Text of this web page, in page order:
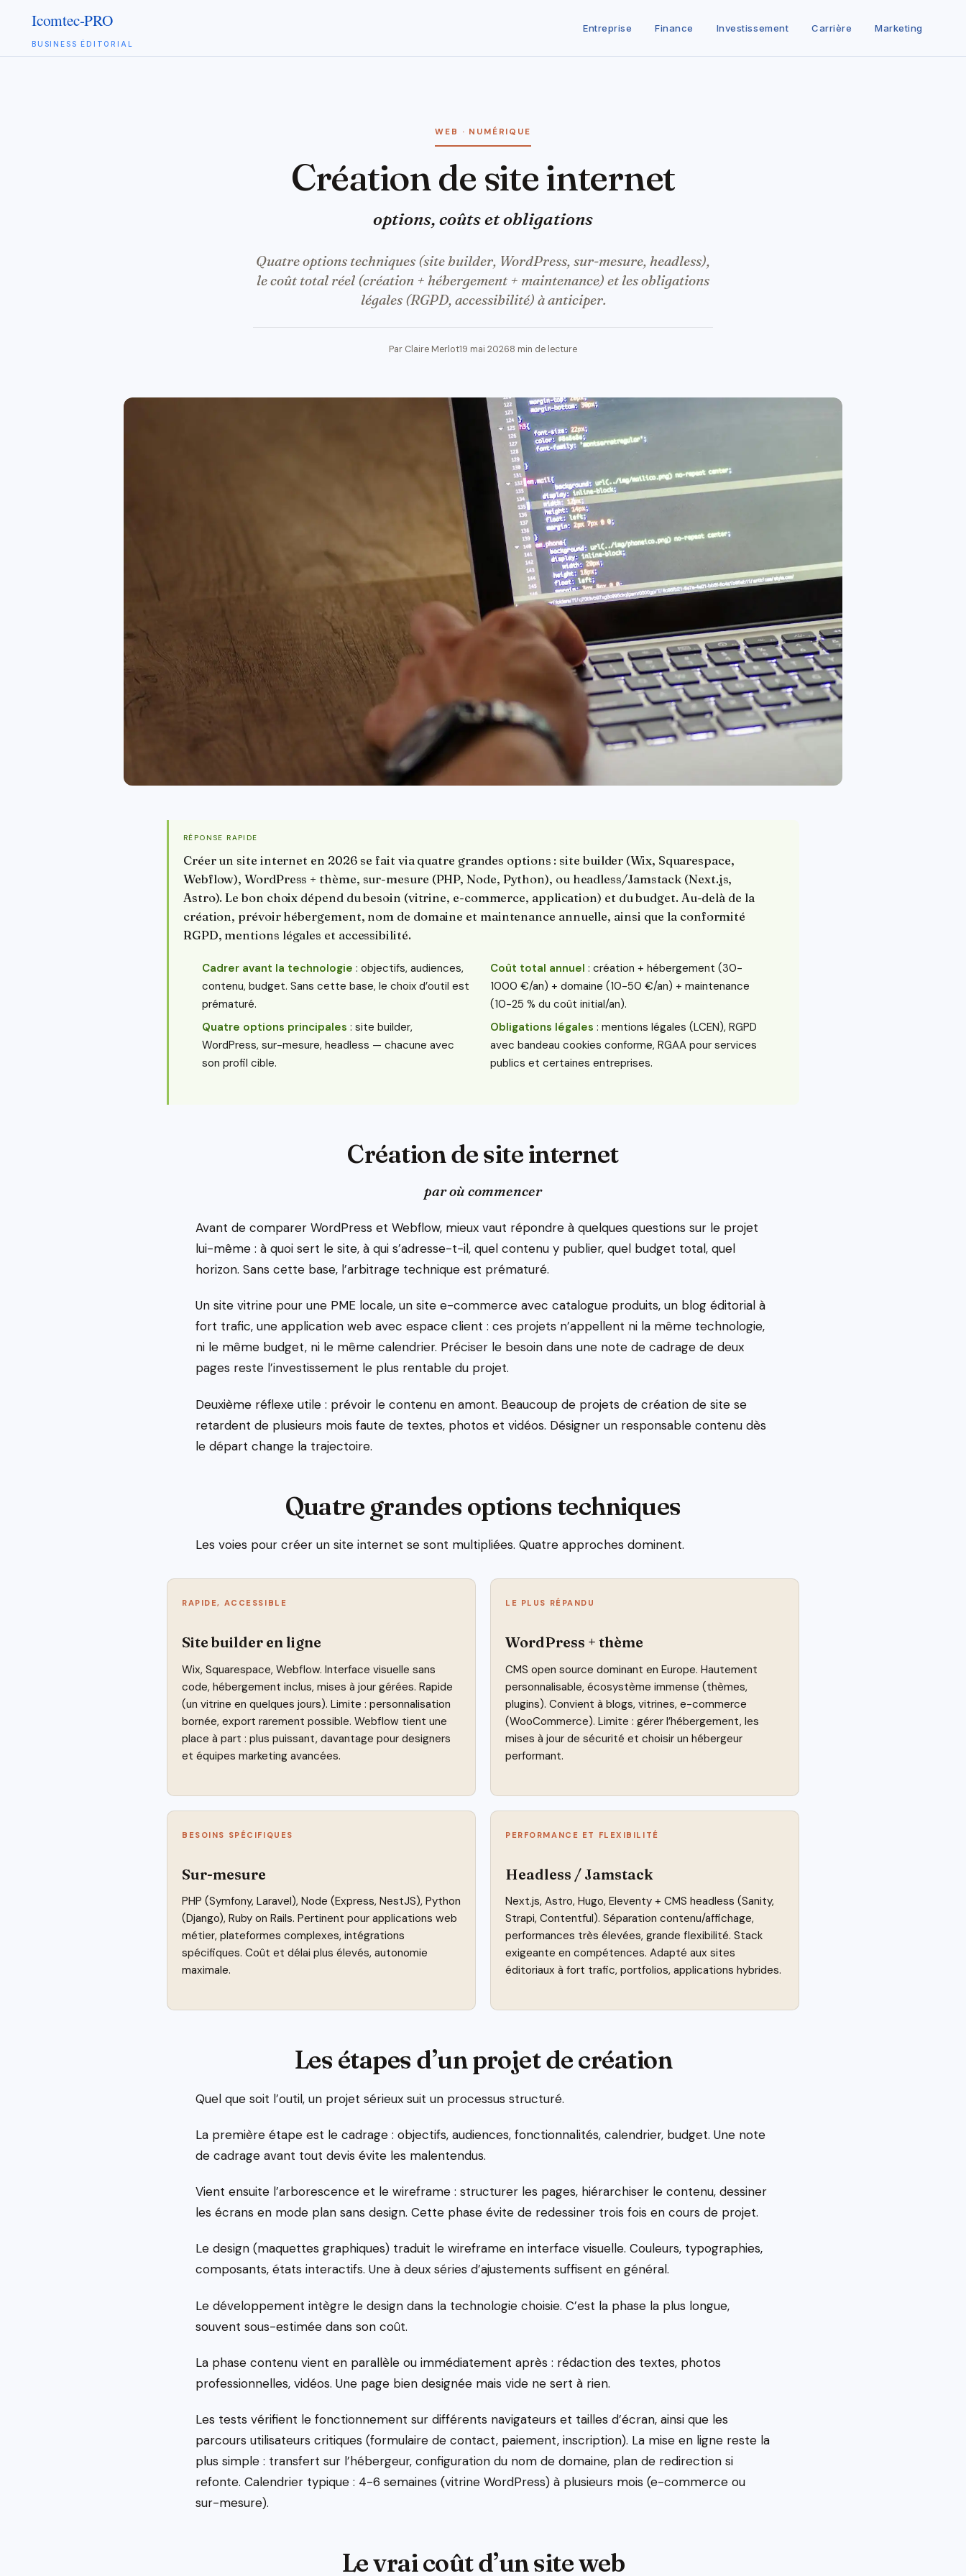
BUSINESS ÉDITORIAL
Entreprise Finance Investissement Carrière Marketing
WEB · NUMÉRIQUE
Création de site internet
options, coûts et obligations
Quatre options techniques (site builder, WordPress, sur-mesure, headless),
le coût total réel (création + hébergement + maintenance) et les obligations
légales (RGPD, accessibilité) à anticiper.
Par Claire Merlot19 mai 20268 min de lecture
RÉPONSE RAPIDE
Créer un site internet en 2026 se fait via quatre grandes options : site builder (Wix, Squarespace,
Webflow), WordPress + thème, sur-mesure (PHP, Node, Python), ou headless/Jamstack (Next.js,
Astro). Le bon choix dépend du besoin (vitrine, e-commerce, application) et du budget. Au-delà de la
création, prévoir hébergement, nom de domaine et maintenance annuelle, ainsi que la conformité
RGPD, mentions légales et accessibilité.
Cadrer avant la technologie : objectifs, audiences,
contenu, budget. Sans cette base, le choix d’outil est
prématuré.
Quatre options principales : site builder,
WordPress, sur-mesure, headless — chacune avec
son profil cible.
Coût total annuel : création + hébergement (30-
1000 €/an) + domaine (10-50 €/an) + maintenance
(10-25 % du coût initial/an).
Obligations légales : mentions légales (LCEN), RGPD
avec bandeau cookies conforme, RGAA pour services
publics et certaines entreprises.
Création de site internet
par où commencer
Avant de comparer WordPress et Webflow, mieux vaut répondre à quelques questions sur le projet
lui-même : à quoi sert le site, à qui s’adresse-t-il, quel contenu y publier, quel budget total, quel
horizon. Sans cette base, l’arbitrage technique est prématuré.
Un site vitrine pour une PME locale, un site e-commerce avec catalogue produits, un blog éditorial à
fort trafic, une application web avec espace client : ces projets n’appellent ni la même technologie,
ni le même budget, ni le même calendrier. Préciser le besoin dans une note de cadrage de deux
pages reste l’investissement le plus rentable du projet.
Deuxième réflexe utile : prévoir le contenu en amont. Beaucoup de projets de création de site se
retardent de plusieurs mois faute de textes, photos et vidéos. Désigner un responsable contenu dès
le départ change la trajectoire.
Quatre grandes options techniques
Les voies pour créer un site internet se sont multipliées. Quatre approches dominent.
RAPIDE, ACCESSIBLE
Site builder en ligne
Wix, Squarespace, Webflow. Interface visuelle sans
code, hébergement inclus, mises à jour gérées. Rapide
(un vitrine en quelques jours). Limite : personnalisation
bornée, export rarement possible. Webflow tient une
place à part : plus puissant, davantage pour designers
et équipes marketing avancées.
LE PLUS RÉPANDU
WordPress + thème
CMS open source dominant en Europe. Hautement
personnalisable, écosystème immense (thèmes,
plugins). Convient à blogs, vitrines, e-commerce
(WooCommerce). Limite : gérer l’hébergement, les
mises à jour de sécurité et choisir un hébergeur
performant.
BESOINS SPÉCIFIQUES
Sur-mesure
PHP (Symfony, Laravel), Node (Express, NestJS), Python
(Django), Ruby on Rails. Pertinent pour applications web
métier, plateformes complexes, intégrations
spécifiques. Coût et délai plus élevés, autonomie
maximale.
PERFORMANCE ET FLEXIBILITÉ
Headless / Jamstack
Next.js, Astro, Hugo, Eleventy + CMS headless (Sanity,
Strapi, Contentful). Séparation contenu/affichage,
performances très élevées, grande flexibilité. Stack
exigeante en compétences. Adapté aux sites
éditoriaux à fort trafic, portfolios, applications hybrides.
Les étapes d’un projet de création
Quel que soit l’outil, un projet sérieux suit un processus structuré.
La première étape est le cadrage : objectifs, audiences, fonctionnalités, calendrier, budget. Une note
de cadrage avant tout devis évite les malentendus.
Vient ensuite l’arborescence et le wireframe : structurer les pages, hiérarchiser le contenu, dessiner
les écrans en mode plan sans design. Cette phase évite de redessiner trois fois en cours de projet.
Le design (maquettes graphiques) traduit le wireframe en interface visuelle. Couleurs, typographies,
composants, états interactifs. Une à deux séries d’ajustements suffisent en général.
Le développement intègre le design dans la technologie choisie. C’est la phase la plus longue,
souvent sous-estimée dans son coût.
La phase contenu vient en parallèle ou immédiatement après : rédaction des textes, photos
professionnelles, vidéos. Une page bien designée mais vide ne sert à rien.
Les tests vérifient le fonctionnement sur différents navigateurs et tailles d’écran, ainsi que les
parcours utilisateurs critiques (formulaire de contact, paiement, inscription). La mise en ligne reste la
plus simple : transfert sur l’hébergeur, configuration du nom de domaine, plan de redirection si
refonte. Calendrier typique : 4-6 semaines (vitrine WordPress) à plusieurs mois (e-commerce ou
sur-mesure).
Le vrai coût d’un site web